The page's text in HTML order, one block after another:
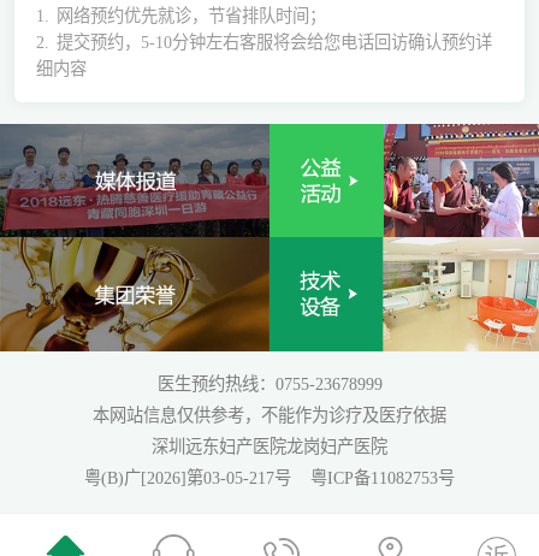
1. 网络预约优先就诊，节省排队时间；
2. 提交预约，5-10分钟左右客服将会给您电话回访确认预约详
细内容
医生预约热线：0755-23678999
本网站信息仅供参考，不能作为诊疗及医疗依据
深圳远东妇产医院龙岗妇产医院
粤(B)广[2026]第03-05-217号
粤ICP备11082753号